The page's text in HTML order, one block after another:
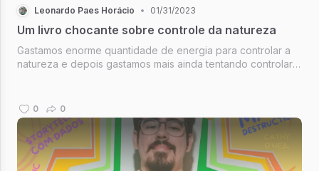
Leonardo Paes Horácio • 01/31/2023
Um livro chocante sobre controle da natureza
Gastamos enorme quantidade de energia para controlar a
natureza e depois gastamos mais ainda tentando controlar
0 0